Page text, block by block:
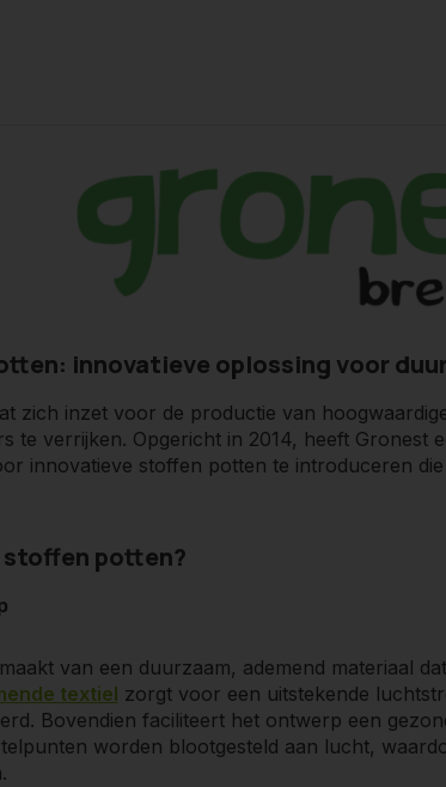
innovatieve oplossing voor
zich inzet voor de productie van
te verrijken. Opgericht in 2014, heeft Gronest
innovatieve stoffen potten te introduceren
potten?
van een duurzaam, ademend materiaal
textiel zorgt voor een uitstekende
Bovendien faciliteert het ontwerp een
worden blootgesteld aan lucht,